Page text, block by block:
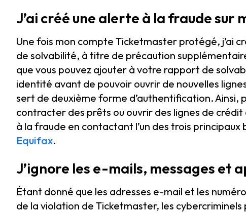
J’ai créé une alerte à la fraude
Une fois mon compte Ticketmaster protégé, j’ai
de solvabilité, à titre de précaution
que vous pouvez ajouter à votre rapport de
identité avant de pouvoir ouvrir de nouvelles
sert de deuxième forme d’authentification. Ainsi,
contracter des prêts ou ouvrir des lignes de
à la fraude en contactant l’un des trois principaux
Equifax.
J’ignore les e-mails, messages et
Étant donné que les adresses e-mail et les
de la violation de Ticketmaster, les